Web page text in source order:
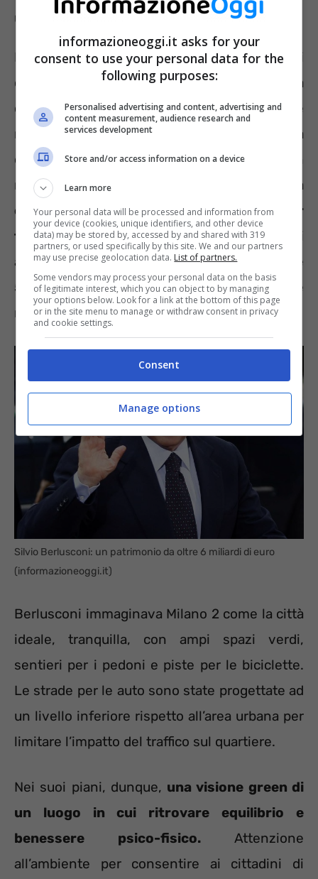
un’intuizione sul futuro
Nel 1970 l’obiettivo di Silvio Berlusconi era di
creare un impero immobiliare. Iniziò, così, la
costruzione di un quartiere residenziale
moderno alle porte di Milano. Una piazzetta
centrale, un laghetto, un porticato con
negozi, campi da tennis, una piscina e la
cablatura di tutti gli appartamenti per
trasmettere programmi tv via cavo(pochi
anni e questa idea sarebbe diventata Canale
5, la prima televisione privata con diffusione
nazionale).
Silvio Berlusconi: un patrimonio da oltre 6 miliardi di euro
(informazioneoggi.it)
Berlusconi immaginava Milano 2 come la città
ideale, tranquilla, con ampi spazi verdi,
sentieri per i pedoni e piste per le biciclette.
Le strade per le auto sono state progettate ad
un livello inferiore rispetto all’area urbana per
limitare l’impatto del traffico sul quartiere.
Nei suoi piani, dunque, una visione green di
un luogo in cui ritrovare equilibrio e
benessere psico-fisico.Attenzione
all’ambiente per consentire ai cittadini di
informazioneoggi.it asks for your
consent to use your personal data for the
following purposes:
Personalised advertising and content, advertising and
content measurement, audience research and
services development
Store and/or access information on a device
Learn more
Your personal data will be processed and information from
your device (cookies, unique identifiers, and other device
data) may be stored by, accessed by and shared with 319
partners, or used specifically by this site. We and our partners
may use precise geolocation data. List of partners.
Some vendors may process your personal data on the basis
of legitimate interest, which you can object to by managing
your options below. Look for a link at the bottom of this page
or in the site menu to manage or withdraw consent in privacy
and cookie settings.
Consent
Manage options